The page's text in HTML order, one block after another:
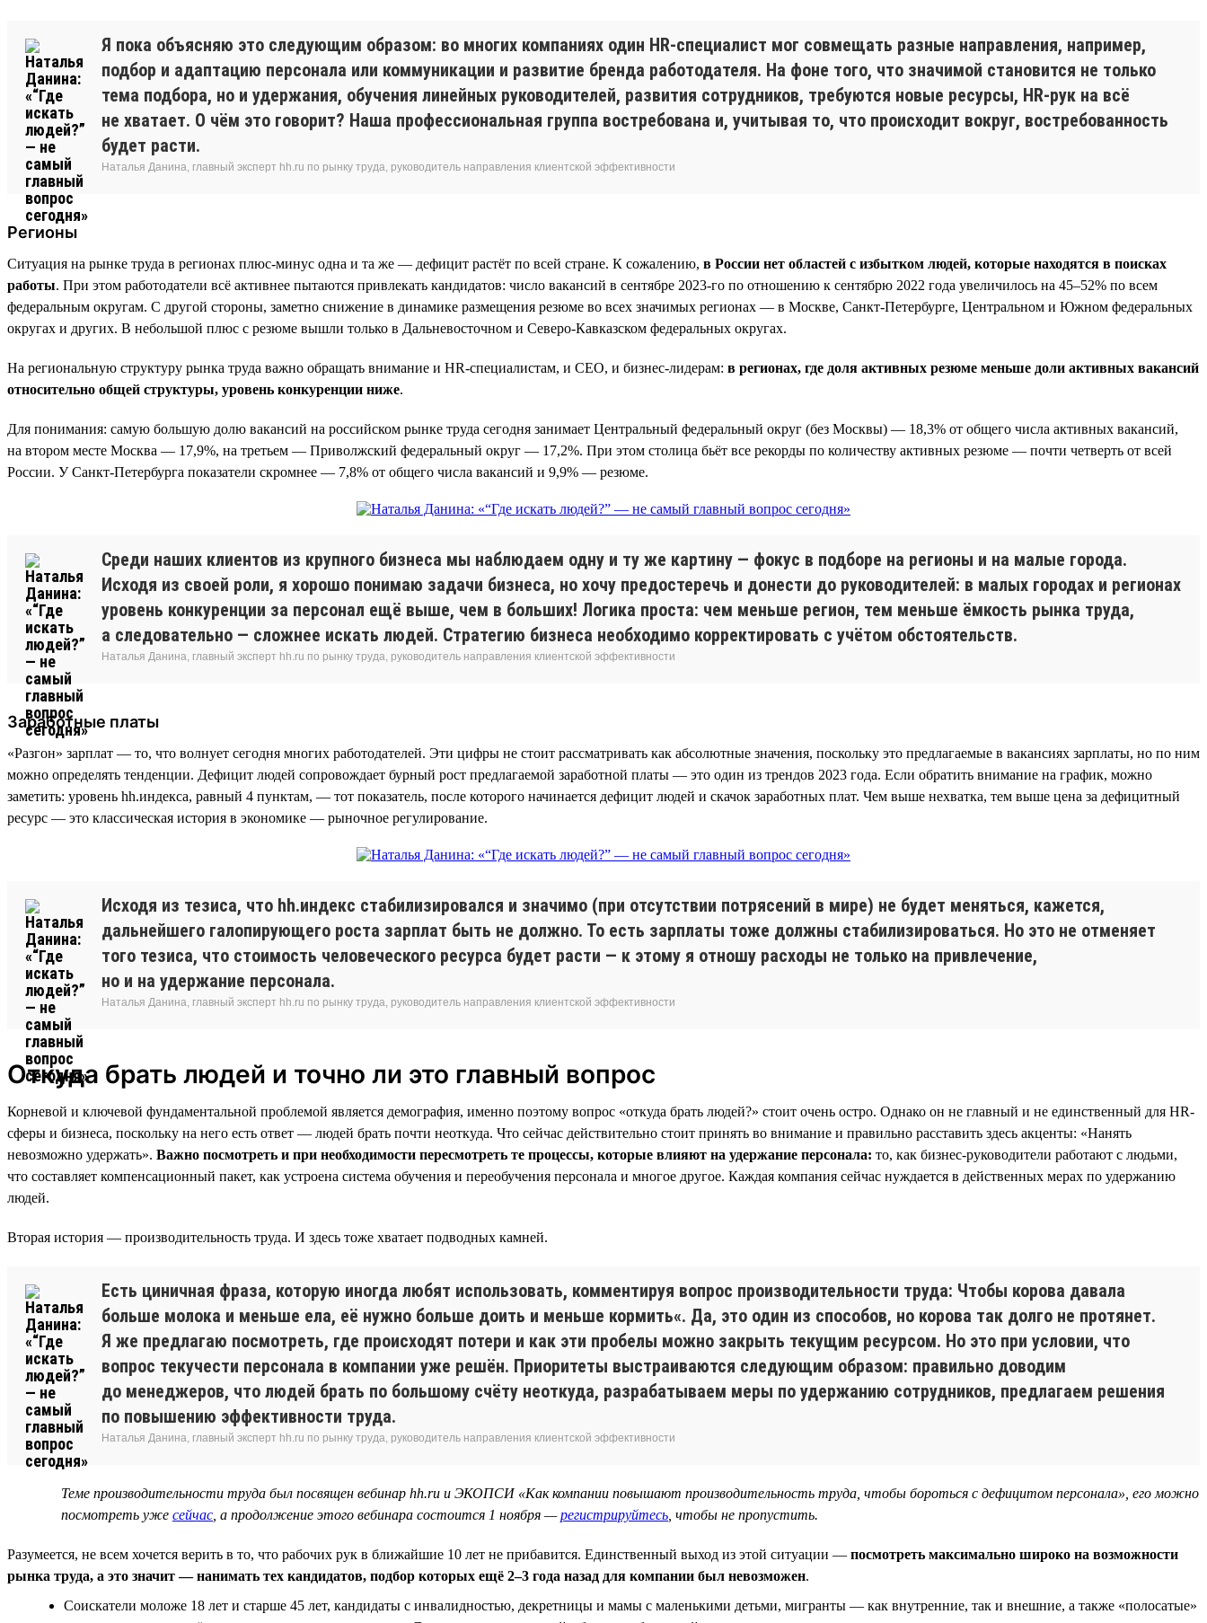
Я пока объясняю это следующим образом: во многих компаниях один HR-специалист мог совмещать разные направления, например,
подбор и адаптацию персонала или коммуникации и развитие бренда работодателя. На фоне того, что значимой становится не только
тема подбора, но и удержания, обучения линейных руководителей, развития сотрудников, требуются новые ресурсы, HR-рук на всё
не хватает. О чём это говорит? Наша профессиональная группа востребована и, учитывая то, что происходит вокруг, востребованность
будет расти.
Наталья Данина, главный эксперт hh.ru по рынку труда, руководитель направления клиентской эффективности
Регионы
Ситуация на рынке труда в регионах плюс-минус одна и та же — дефицит растёт по всей стране. К сожалению, в России нет областей с избытком людей, которые находятся в поисках
работы. При этом работодатели всё активнее пытаются привлекать кандидатов: число вакансий в сентябре 2023-го по отношению к сентябрю 2022 года увеличилось на 45–52% по всем
федеральным округам. С другой стороны, заметно снижение в динамике размещения резюме во всех значимых регионах — в Москве, Санкт-Петербурге, Центральном и Южном федеральных
округах и других. В небольшой плюс с резюме вышли только в Дальневосточном и Северо-Кавказском федеральных округах.
На региональную структуру рынка труда важно обращать внимание и HR-специалистам, и СЕО, и бизнес-лидерам: в регионах, где доля активных резюме меньше доли активных вакансий
относительно общей структуры, уровень конкуренции ниже.
Для понимания: самую большую долю вакансий на российском рынке труда сегодня занимает Центральный федеральный округ (без Москвы) — 18,3% от общего числа активных вакансий,
на втором месте Москва — 17,9%, на третьем — Приволжский федеральный округ — 17,2%. При этом столица бьёт все рекорды по количеству активных резюме — почти четверть от всей
России. У Санкт-Петербурга показатели скромнее — 7,8% от общего числа вакансий и 9,9% — резюме.
Среди наших клиентов из крупного бизнеса мы наблюдаем одну и ту же картину — фокус в подборе на регионы и на малые города.
Исходя из своей роли, я хорошо понимаю задачи бизнеса, но хочу предостеречь и донести до руководителей: в малых городах и регионах
уровень конкуренции за персонал ещё выше, чем в больших! Логика проста: чем меньше регион, тем меньше ёмкость рынка труда,
а следовательно — сложнее искать людей. Стратегию бизнеса необходимо корректировать с учётом обстоятельств.
Наталья Данина, главный эксперт hh.ru по рынку труда, руководитель направления клиентской эффективности
Заработные платы
«Разгон» зарплат — то, что волнует сегодня многих работодателей. Эти цифры не стоит рассматривать как абсолютные значения, поскольку это предлагаемые в вакансиях зарплаты, но по ним
можно определять тенденции. Дефицит людей сопровождает бурный рост предлагаемой заработной платы — это один из трендов 2023 года. Если обратить внимание на график, можно
заметить: уровень hh.индекса, равный 4 пунктам, — тот показатель, после которого начинается дефицит людей и скачок заработных плат. Чем выше нехватка, тем выше цена за дефицитный
ресурс — это классическая история в экономике — рыночное регулирование.
Исходя из тезиса, что hh.индекс стабилизировался и значимо (при отсутствии потрясений в мире) не будет меняться, кажется,
дальнейшего галопирующего роста зарплат быть не должно. То есть зарплаты тоже должны стабилизироваться. Но это не отменяет
того тезиса, что стоимость человеческого ресурса будет расти — к этому я отношу расходы не только на привлечение,
но и на удержание персонала.
Наталья Данина, главный эксперт hh.ru по рынку труда, руководитель направления клиентской эффективности
Откуда брать людей и точно ли это главный вопрос
Корневой и ключевой фундаментальной проблемой является демография, именно поэтому вопрос «откуда брать людей?» стоит очень остро. Однако он не главный и не единственный для HR-
сферы и бизнеса, поскольку на него есть ответ — людей брать почти неоткуда. Что сейчас действительно стоит принять во внимание и правильно расставить здесь акценты: «Нанять
невозможно удержать». Важно посмотреть и при необходимости пересмотреть те процессы, которые влияют на удержание персонала: то, как бизнес-руководители работают с людьми,
что составляет компенсационный пакет, как устроена система обучения и переобучения персонала и многое другое. Каждая компания сейчас нуждается в действенных мерах по удержанию
людей.
Вторая история — производительность труда. И здесь тоже хватает подводных камней.
Есть циничная фраза, которую иногда любят использовать, комментируя вопрос производительности труда: Чтобы корова давала
больше молока и меньше ела, её нужно больше доить и меньше кормить«. Да, это один из способов, но корова так долго не протянет.
Я же предлагаю посмотреть, где происходят потери и как эти пробелы можно закрыть текущим ресурсом. Но это при условии, что
вопрос текучести персонала в компании уже решён. Приоритеты выстраиваются следующим образом: правильно доводим
до менеджеров, что людей брать по большому счёту неоткуда, разрабатываем меры по удержанию сотрудников, предлагаем решения
по повышению эффективности труда.
Наталья Данина, главный эксперт hh.ru по рынку труда, руководитель направления клиентской эффективности
Теме производительности труда был посвящен вебинар hh.ru и ЭКОПСИ «Как компании повышают производительность труда, чтобы бороться с дефицитом персонала», его можно
посмотреть уже сейчас , а продолжение этого вебинара состоится 1 ноября —регистрируйтесь , чтобы не пропустить.
Разумеется, не всем хочется верить в то, что рабочих рук в ближайшие 10 лет не прибавится. Единственный выход из этой ситуации — посмотреть максимально широко на возможности
рынка труда, а это значит — нанимать тех кандидатов, подбор которых ещё 2–3 года назад для компании был невозможен.
Соискатели моложе 18 лет и старше 45 лет, кандидаты с инвалидностью, декретницы и мамы с маленькими детьми, мигранты — как внутренние, так и внешние, а также «полосатые»